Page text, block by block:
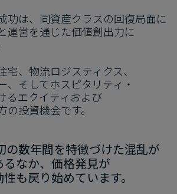
功は、​同資産クラスの​回復局面に​
運営を​通じた​価値創出力に​
宅、​物流ロジスティクス、​
、​そして​ホスピタリティ・
る​エクイティおよび​
の​投資機会です。
の​数年間を​特徴づけた​混乱が​
なか、​価格発見が​
も​戻り​始めています。